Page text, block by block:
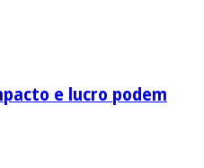
e lucro podem